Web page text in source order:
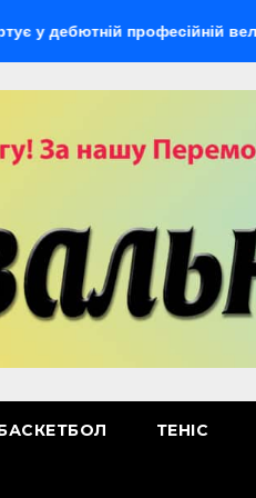
професійній велогонці
ТЕНІС